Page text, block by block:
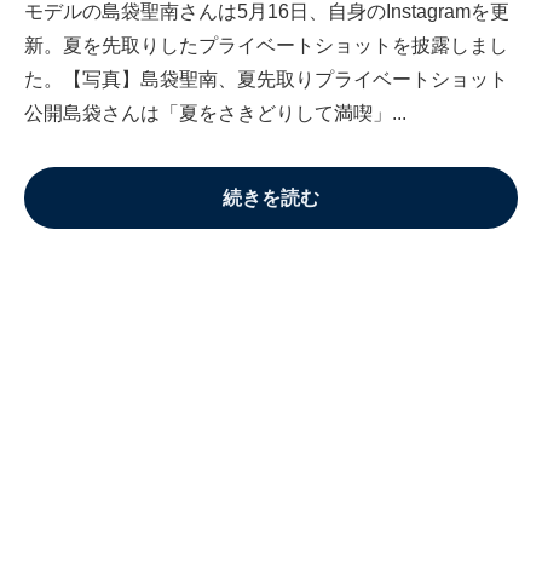
モデルの島袋聖南さんは5月16日、自身のInstagramを更
新。夏を先取りしたプライベートショットを披露しまし
た。【写真】島袋聖南、夏先取りプライベートショット
公開島袋さんは「夏をさきどりして満喫」...
続きを読む